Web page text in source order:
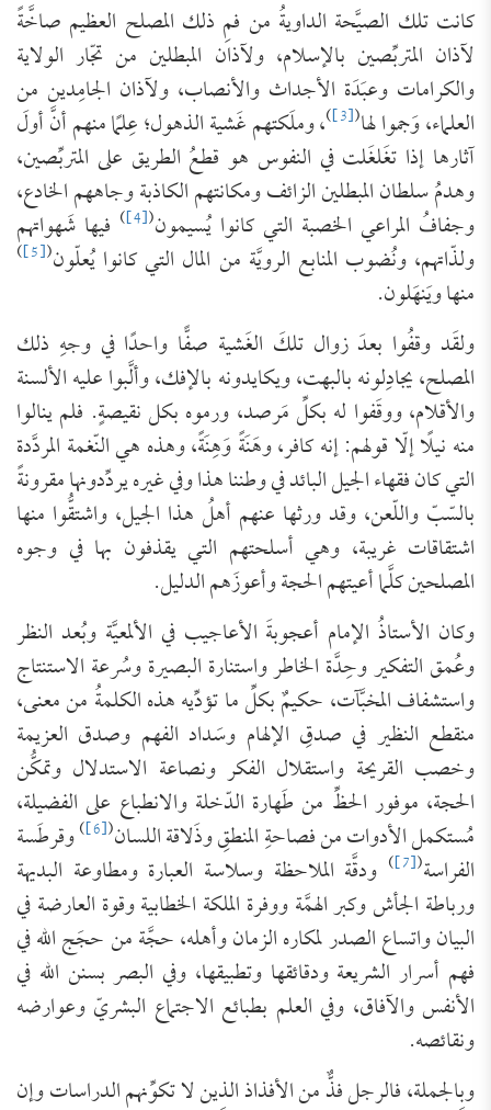
كانت تلك الصيَّحة الداويةُ من فمِ ذلك المصلح العظيم صاخَّةً
لآذان المتربِّصين بالإسلام، ولآذان المبطلين من تجّار الولاية
والكرامات وعبَدَة الأجداث والأنصاب، ولآذان الجامِدين من
العلماء، وَجموا لها(
[3]
)، وملَكتهم غَشية الذهول؛ عِلمًا منهم أنَّ أولَ
آثارها إذا تغَلغَلت في النفوس هو قطعُ الطريق على المتربِّصين،
وهدمُ سلطان المبطلين الزائف ومكانتهم الكاذبة وجاههم الخادع،
وجفافُ المراعي الخصبة التي كانوا يُسيمون(
[4]
) فيها شَهواتهم
ولذّاتهم، ونُضوب المنابع الرويَّة من المال التي كانوا يُعلّون(
[5]
)
منها ويَنهَلون.
ولقَد وقفُوا بعدَ زوال تلكَ الغَشية صفًّا واحدًا في وجهِ ذلك
المصلح، يجادِلونه بالبهت، ويكايدونه بالإفك، وألَّبوا عليه الألسنة
والأقلام، ووقَفوا له بكلِّ مَرصد، ورموه بكل نقيصةٍ. فلم ينالوا
منه نيلًا إلّا قولهم: إنه كافر، وهَنَةً وَهِنَةً، وهذه هي النّغمة المردَّدة
التي كان فقهاء الجيل البائد في وطننا هذا وفي غيره يردِّدونها مقرونةً
بالسّبّ واللّعن، وقد ورثها عنهم أهلُ هذا الجيل، واشتقُّوا منها
اشتقاقات غريبة، وهي أسلحتهم التي يقذفون بها في وجوه
المصلحين كلَّما أعيتهم الحجة وأعوزَهم الدليل.
وكان الأستاذُ الإمام أعجوبةَ الأعاجيب في الألمعيَّة وبُعد النظر
وعُمق التفكير وحِدَّة الخاطر واستنارة البصيرة وسُرعة الاستنتاج
واستشفاف المخبَّآت، حكيمٌ بكلِّ ما تؤدِّيه هذه الكلمةُ من معنى،
منقطع النظير في صدقِ الإلهام وسَداد الفهم وصدق العزيمة
وخصب القريحة واستقلال الفكر ونصاعة الاستدلال وتمكُّن
الحجة، موفور الحظِّ من طَهارة الدّخلة والانطباع على الفضيلة،
مُستكمل الأدوات من فصاحةِ المنطقِ وذَلاقة اللسان(
[6]
)وقرطَسة
الفراسة(
[7]
) ودقَّة الملاحظة وسلاسة العبارة ومطاوعة البديهة
ورباطة الجأش وكبر الهمَّة ووفرة الملكة الخطابية وقوة العارضة في
البيان واتساع الصدر لمكاره الزمان وأهله، حجَّة من حجَج الله في
فهم أسرار الشريعة ودقائقها وتطبيقها، وفي البصر بسنن الله في
الأنفس والآفاق، وفي العلم بطبائع الاجتماع البشريّ وعوارضه
ونقائصه.
وبالجملة، فالرجل فذٌّ من الأفذاذ الذين لا تكوِّنهم الدراسات وإن